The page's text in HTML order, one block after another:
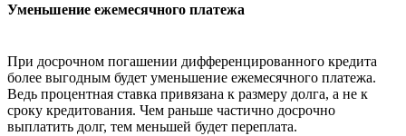
Уменьшение ежемесячного платежа
При досрочном погашении дифференцированного кредита
более выгодным будет уменьшение ежемесячного платежа.
Ведь процентная ставка привязана к размеру долга, а не к
сроку кредитования. Чем раньше частично досрочно
выплатить долг, тем меньшей будет переплата.